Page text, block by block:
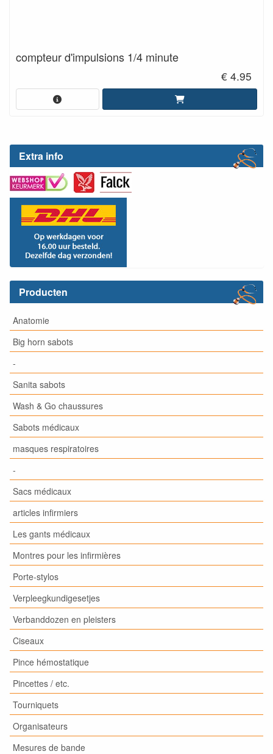
Extra info
Producten
Anatomie
Big horn sabots
-
Sanita sabots
Wash & Go chaussures
Sabots médicaux
masques respiratoires
-
Sacs médicaux
articles infirmiers
Les gants médicaux
Montres pour les infirmières
Porte-stylos
Verpleegkundigesetjes
Verbanddozen en pleisters
Ciseaux
Pince hémostatique
Pincettes / etc.
Tourniquets
Organisateurs
Mesures de bande
compteur d'impulsions 1/4 minute
€ 4.95